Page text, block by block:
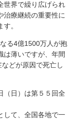
世界で繰り広げられ
治療継続の重要性に
。
る4億1500万人が抱
は薄いですが、年間
どが原因で死亡し
（日）は第５５回全
して、全国各地で一